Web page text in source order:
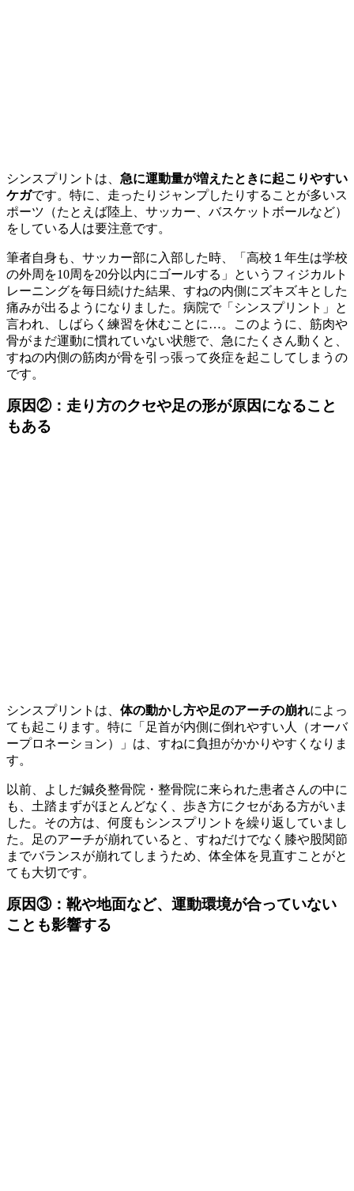
シンスプリントは、 急に運動量が増えたときに起こりやすい
ケガです。特に、走ったりジャンプしたりすることが多いス
ポーツ（たとえば陸上、サッカー、バスケットボールなど）
をしている人は要注意です。
筆者自身も、サッカー部に入部した時、「高校１年生は学校
の外周を10周を20分以内にゴールする」というフィジカルト
レーニングを毎日続けた結果、すねの内側にズキズキとした
痛みが出るようになりました。病院で「シンスプリント」と
言われ、しばらく練習を休むことに…。このように、筋肉や
骨がまだ運動に慣れていない状態で、急にたくさん動くと、
すねの内側の筋肉が骨を引っ張って炎症を起こしてしまうの
です。
原因②：走り方のクセや足の形が原因になること
もある
シンスプリントは、 体の動かし方や足のアーチの崩れによっ
ても起こります。特に「足首が内側に倒れやすい人（オーバ
ープロネーション）」は、すねに負担がかかりやすくなりま
す。
以前、よしだ鍼灸整骨院・整骨院に来られた患者さんの中に
も、土踏まずがほとんどなく、歩き方にクセがある方がいま
した。その方は、何度もシンスプリントを繰り返していまし
た。足のアーチが崩れていると、すねだけでなく膝や股関節
までバランスが崩れてしまうため、体全体を見直すことがと
ても大切です。
原因③：靴や地面など、運動環境が合っていない
ことも影響する